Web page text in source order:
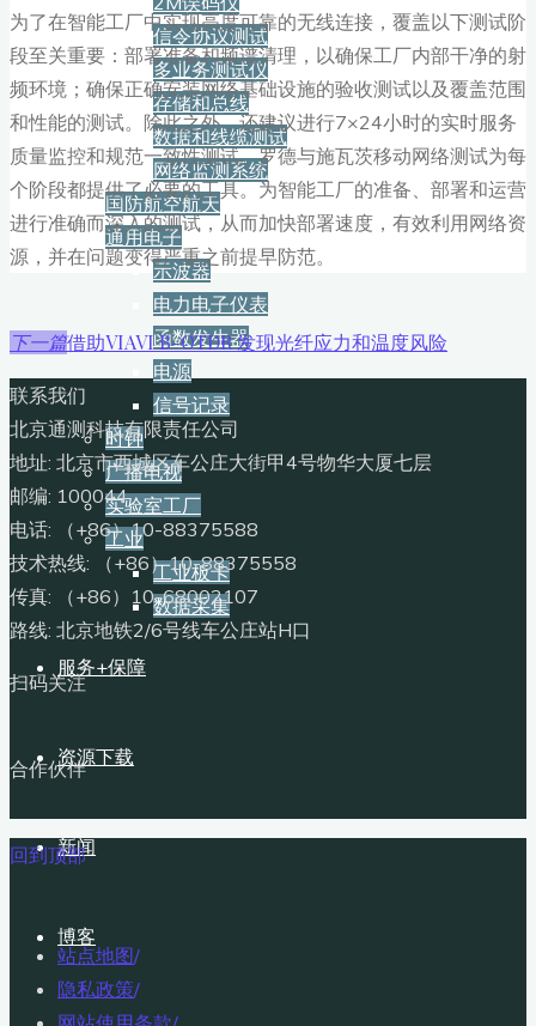
信令协议测试
多业务测试仪
存储和总线
数据和线缆测试
网络监测系统
国防航空航天
通用电子
示波器
电力电子仪表
函数发生器
电源
信号记录
时钟
广播电视
实验室工厂
工业
工业板卡
数据采集
服务+保障
资源下载
新闻
博客
为了在智能工厂中实现高度可靠的无线连接，覆盖以下测试阶
段至关重要：部署准备和频谱清理，以确保工厂内部干净的射
频环境；确保正确安装网络基础设施的验收测试以及覆盖范围
和性能的测试。除此之外，还建议进行7×24小时的实时服务
质量监控和规范一致性测试。罗德与施瓦茨移动网络测试为每
个阶段都提供了必要的工具。为智能工厂的准备、部署和运营
进行准确而深入的测试，从而加快部署速度，有效利用网络资
源，并在问题变得严重之前提早防范。
下一篇借助VIAVI B-OTDR 发现光纤应力和温度风险
联系我们
北京通测科技有限责任公司
地址: 北京市西城区车公庄大街甲4号物华大厦七层
邮编: 100044
电话: （+86）10-88375588
技术热线: （+86）10-88375558
传真: （+86）10-68002107
路线: 北京地铁2/6号线车公庄站H口
扫码关注
合作伙伴
回到顶部
站点地图/
隐私政策/